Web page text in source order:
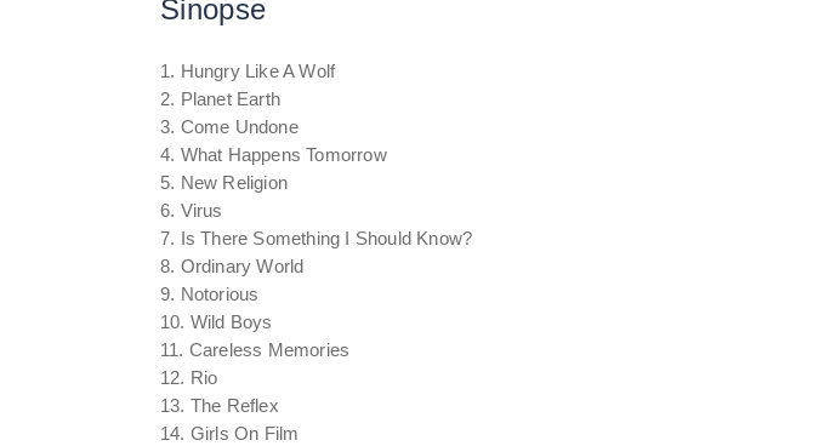
Sinopse
1. Hungry Like A Wolf
2. Planet Earth
3. Come Undone
4. What Happens Tomorrow
5. New Religion
6. Virus
7. Is There Something I Should Know?
8. Ordinary World
9. Notorious
10. Wild Boys
11. Careless Memories
12. Rio
13. The Reflex
14. Girls On Film